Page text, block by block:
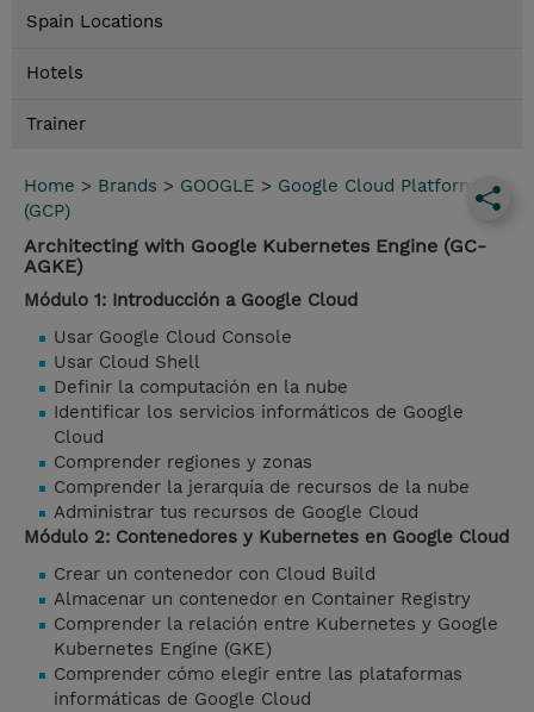
Spain Locations
Hotels
Trainer
Home > Brands > GOOGLE > Google Cloud Platform
(GCP)
Architecting with Google Kubernetes Engine (GC-
AGKE)
Módulo 1: Introducción a Google Cloud
Usar Google Cloud Console
Usar Cloud Shell
Definir la computación en la nube
Identificar los servicios informáticos de Google
Cloud
Comprender regiones y zonas
Comprender la jerarquía de recursos de la nube
Administrar tus recursos de Google Cloud
Módulo 2: Contenedores y Kubernetes en Google Cloud
Crear un contenedor con Cloud Build
Almacenar un contenedor en Container Registry
Comprender la relación entre Kubernetes y Google
Kubernetes Engine (GKE)
Comprender cómo elegir entre las plataformas
informáticas de Google Cloud